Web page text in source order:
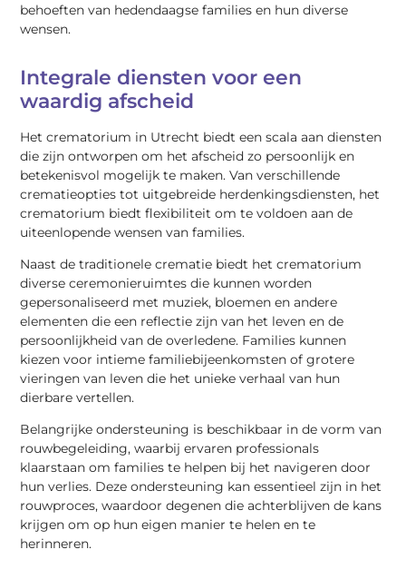
behoeften van hedendaagse families en hun diverse
wensen.
Integrale diensten voor een
waardig afscheid
Het crematorium in Utrecht biedt een scala aan diensten
die zijn ontworpen om het afscheid zo persoonlijk en
betekenisvol mogelijk te maken. Van verschillende
crematieopties tot uitgebreide herdenkingsdiensten, het
crematorium biedt flexibiliteit om te voldoen aan de
uiteenlopende wensen van families.
Naast de traditionele crematie biedt het crematorium
diverse ceremonieruimtes die kunnen worden
gepersonaliseerd met muziek, bloemen en andere
elementen die een reflectie zijn van het leven en de
persoonlijkheid van de overledene. Families kunnen
kiezen voor intieme familiebijeenkomsten of grotere
vieringen van leven die het unieke verhaal van hun
dierbare vertellen.
Belangrijke ondersteuning is beschikbaar in de vorm van
rouwbegeleiding, waarbij ervaren professionals
klaarstaan om families te helpen bij het navigeren door
hun verlies. Deze ondersteuning kan essentieel zijn in het
rouwproces, waardoor degenen die achterblijven de kans
krijgen om op hun eigen manier te helen en te
herinneren.